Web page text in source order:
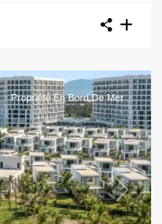
Next
Propriété En Bord De Mer